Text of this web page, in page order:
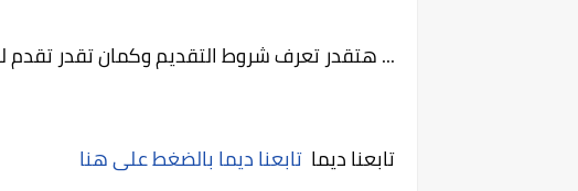
... هتقدر تعرف شروط التقديم وكمان تقدر
تابعنا ديما تابعنا ديما بالضغط على هنا